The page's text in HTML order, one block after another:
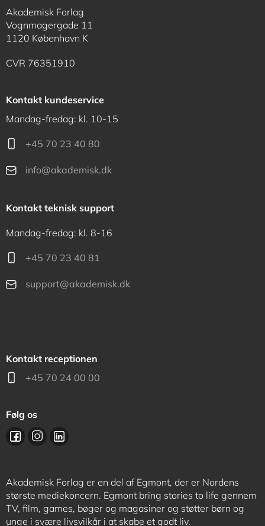
Akademisk Forlag
Vognmagergade 11
1120 København K
CVR 76351910
Kontakt kundeservice
Mandag-fredag: kl. 10-15
+45 70 23 40 80
info@akademisk.dk
Kontakt teknisk support
Mandag-fredag: kl. 8-16
+45 70 23 40 81
support@akademisk.dk
Kontakt receptionen
+45 70 24 00 00
Følg os
Akademisk Forlag er en del af Egmont, der er Nordens
største mediekoncern. Egmont bring stories to life gennem
TV, film, games, bøger og magasiner og støtter børn og
unge i svære livsvilkår i at skabe et godt liv.